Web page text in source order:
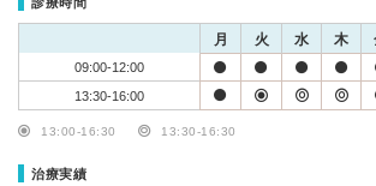
月 火 水 木
09:00-12:00
13:30-16:00
13:00-16:30 13:30-16:30
治療実績